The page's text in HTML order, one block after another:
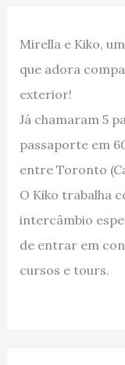
Mirella e Kiko,
que adora
exterior!
Já chamaram 5
passaporte em
entre Toronto
O Kiko trabalha
intercâmbio
de entrar em
cursos e tours.